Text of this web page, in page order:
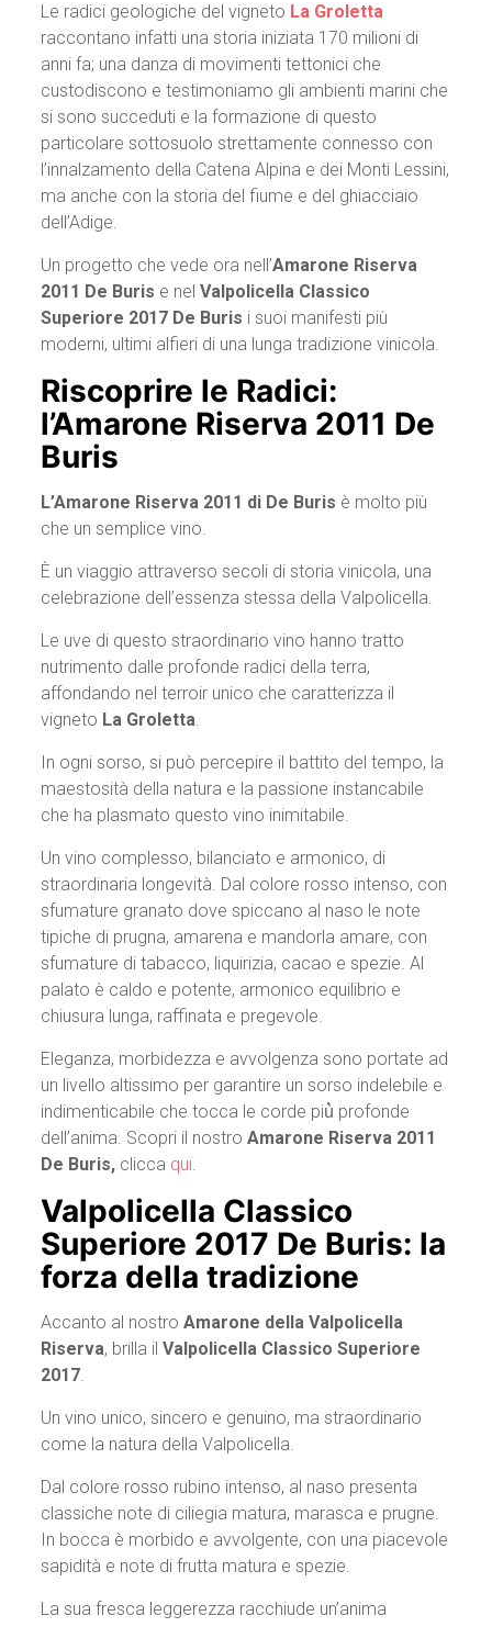
Le radici geologiche del vigneto La Groletta
raccontano infatti una storia iniziata 170 milioni di
anni fa; una danza di movimenti tettonici che
custodiscono e testimoniamo gli ambienti marini che
si sono succeduti e la formazione di questo
particolare sottosuolo strettamente connesso con
l’innalzamento della Catena Alpina e dei Monti Lessini,
ma anche con la storia del fiume e del ghiacciaio
dell’Adige.
Un progetto che vede ora nell’Amarone Riserva
2011 De Buris e nel Valpolicella Classico
Superiore 2017 De Buris i suoi manifesti più
moderni, ultimi alfieri di una lunga tradizione vinicola.
Riscoprire le Radici:
l’Amarone Riserva 2011 De
Buris
L’Amarone Riserva 2011 di De Buris è molto più
che un semplice vino.
È un viaggio attraverso secoli di storia vinicola, una
celebrazione dell’essenza stessa della Valpolicella.
Le uve di questo straordinario vino hanno tratto
nutrimento dalle profonde radici della terra,
affondando nel terroir unico che caratterizza il
vigneto La Groletta.
In ogni sorso, si può percepire il battito del tempo, la
maestosità della natura e la passione instancabile
che ha plasmato questo vino inimitabile.
Un vino complesso, bilanciato e armonico, di
straordinaria longevità. Dal colore rosso intenso, con
sfumature granato dove spiccano al naso le note
tipiche di prugna, amarena e mandorla amare, con
sfumature di tabacco, liquirizia, cacao e spezie. Al
palato è caldo e potente, armonico equilibrio e
chiusura lunga, raffinata e pregevole.
Eleganza, morbidezza e avvolgenza sono portate ad
un livello altissimo per garantire un sorso indelebile e
indimenticabile che tocca le corde più̀ profonde
dell’anima. Scopri il nostro Amarone Riserva 2011
De Buris, clicca qui.
Valpolicella Classico
Superiore 2017 De Buris: la
forza della tradizione
Accanto al nostro Amarone della Valpolicella
Riserva, brilla il Valpolicella Classico Superiore
2017.
Un vino unico, sincero e genuino, ma straordinario
come la natura della Valpolicella.
Dal colore rosso rubino intenso, al naso presenta
classiche note di ciliegia matura, marasca e prugne.
In bocca è morbido e avvolgente, con una piacevole
sapidità e note di frutta matura e spezie.
La sua fresca leggerezza racchiude un’anima